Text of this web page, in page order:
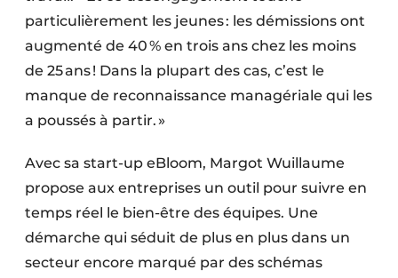
particulièrement les jeunes : les démissions ont
augmenté de 40 % en trois ans chez les moins
de 25 ans ! Dans la plupart des cas, c’est le
manque de reconnaissance managériale qui les
a poussés à partir. »
Avec sa start-up eBloom, Margot Wuillaume
propose aux entreprises un outil pour suivre en
temps réel le bien-être des équipes. Une
démarche qui séduit de plus en plus dans un
secteur encore marqué par des schémas